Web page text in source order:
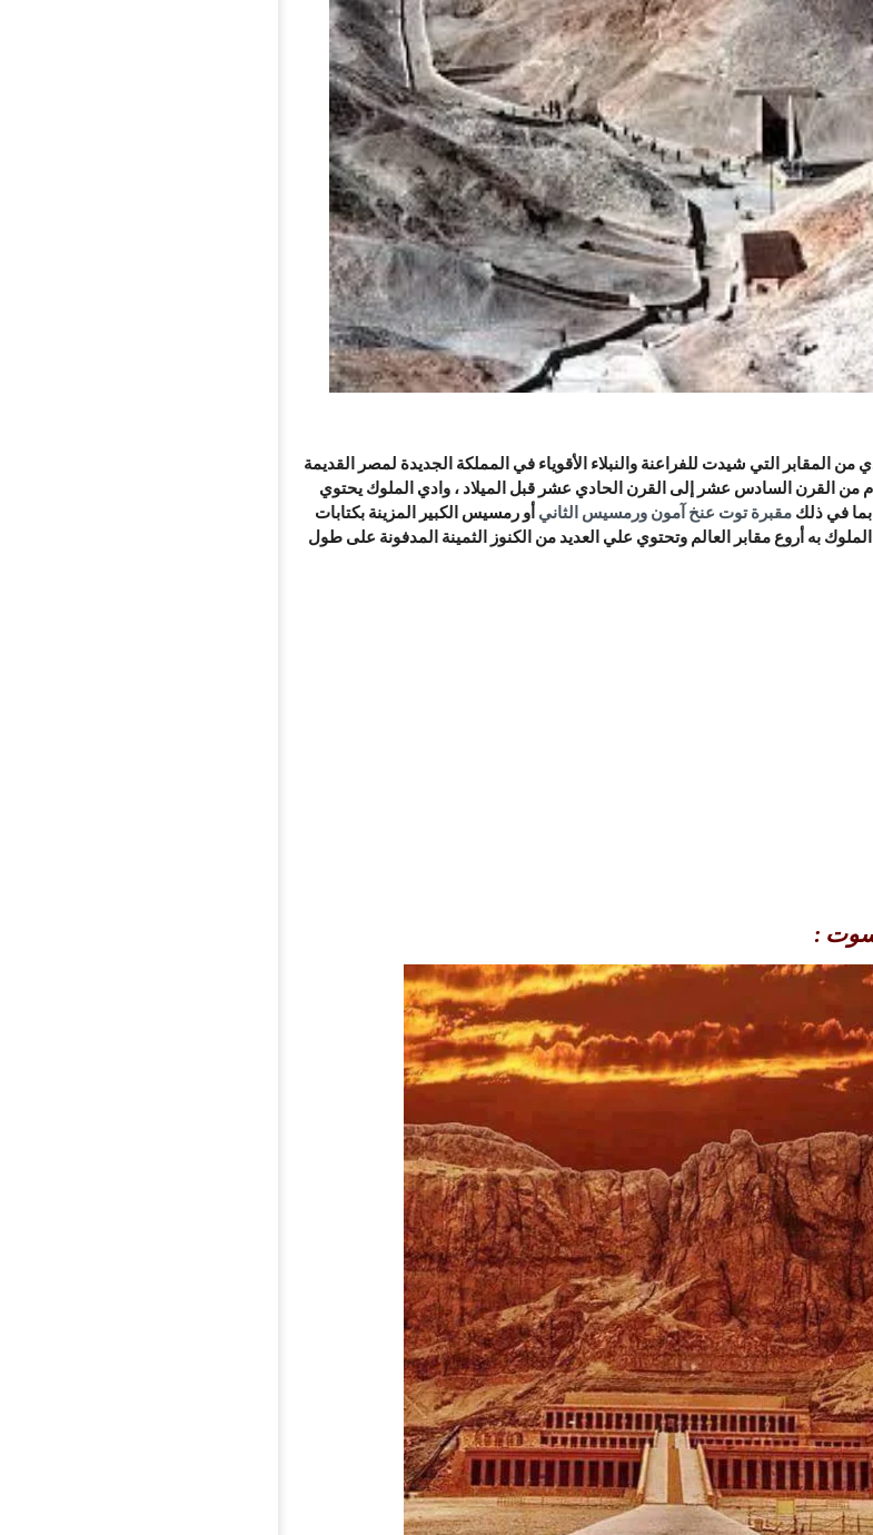
المقابر التي شيدت للفراعنة والنبلاء الأقوياء في المملكة الجديدة لمصر القديمة
مدار ما يقرب من 500 عام من القرن السادس عشر إلى القرن الحادي عشر قبل الميلاد ، وادي الملوك يحتوي
مقبرة توت عنخ آمون ورمسيس الثاني أو رمسيس الكبير المزينة بكتابات
به أروع مقابر العالم وتحتوي علي العديد من الكنوز الثمينة المدفونة على طول